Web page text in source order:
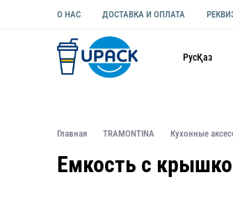
О НАС ДОСТАВКА И ОПЛАТА
РусҚаз
Главная TRAMONTINA Кухонные
Емкость с